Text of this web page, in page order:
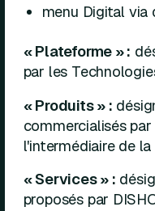
menu Digital
« Plateforme » :
par les
« Produits » :
commercialisés
l'intermédiaire de
« Services » :
proposés par